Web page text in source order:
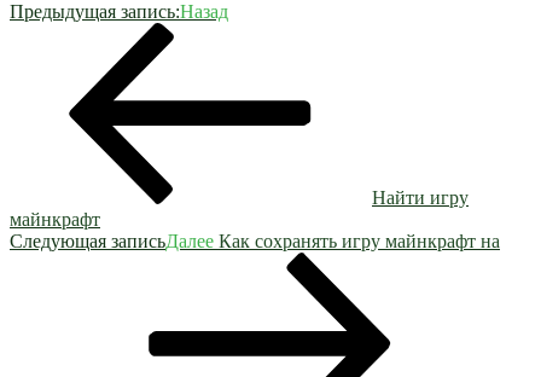
Предыдущая запись:Назад
Найти игру
майнкрафт
Следующая записьДалее Как сохранять игру майнкрафт на